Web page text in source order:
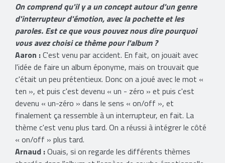
On comprend qu'il y a un concept autour d'un genre
d'interrupteur d'émotion, avec la pochette et les
paroles. Est ce que vous pouvez nous dire pourquoi
vous avez choisi ce thème pour l'album ?
Aaron :C'est venu par accident. En fait, on jouait avec
l'idée de faire un album éponyme, mais on trouvait que
c'était un peu prétentieux. Donc on a joué avec le mot «
ten », et puis c'est devenu « un - zéro » et puis c'est
devenu « un-zéro » dans le sens « on/off », et
finalement ça ressemble à un interrupteur, en fait. La
thème c'est venu plus tard. On a réussi à intégrer le côté
« on/off » plus tard.
Arnaud :Ouais, si on regarde les différents thèmes